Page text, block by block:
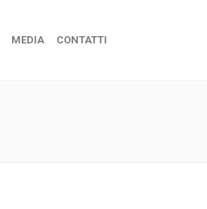
MEDIA CONTATTI